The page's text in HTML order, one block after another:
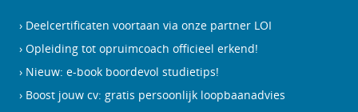
Deelcertificaten voortaan via onze partner LOI
Opleiding tot opruimcoach officieel erkend!
Nieuw: e-book boordevol studietips!
Boost jouw cv: gratis persoonlijk loopbaanadvies